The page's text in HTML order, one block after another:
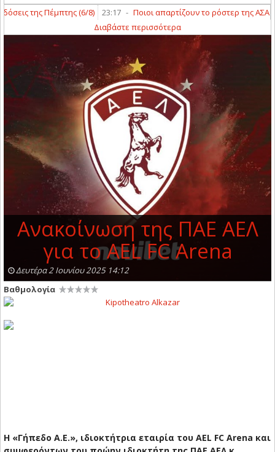
της Πέμπτης (6/8) 23:17 - Ποιοι απαρτίζουν το ρόστερ της ΑΣΑ και
Διαβάστε περισσότερα
Ανακοίνωση της ΠΑΕ ΑΕΛ
για το AEL FC Arena
Δευτέρα 2 Ιουνίου 2025 14:12
Βαθμολογία
Η «Γήπεδο Α.Ε.», ιδιοκτήτρια εταιρία του AEL FC Arena και